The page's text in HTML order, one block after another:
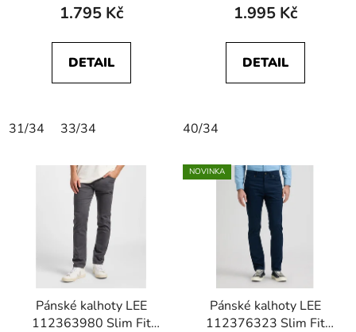
1.795 Kč
DETAIL
31/34 33/34
1.995 Kč
DETAIL
40/34
Pánské kalhoty LEE
112363980 Slim Fit
NOVINKA
Pánské kalhoty LEE
112376323 Slim Fit